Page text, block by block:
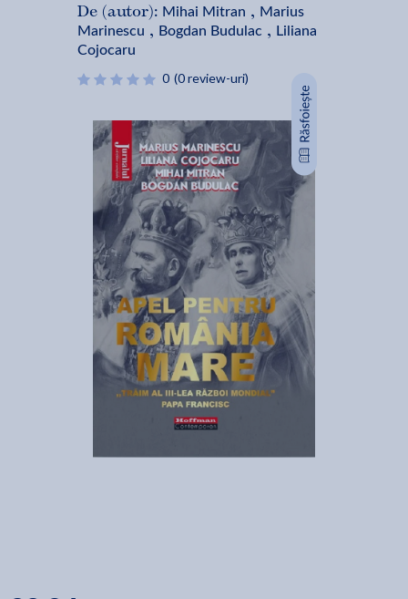
De (autor): Mihai Mitran , Marius
Marinescu , Bogdan Budulac , Liliana
Cojocaru
0 (0 review-uri)